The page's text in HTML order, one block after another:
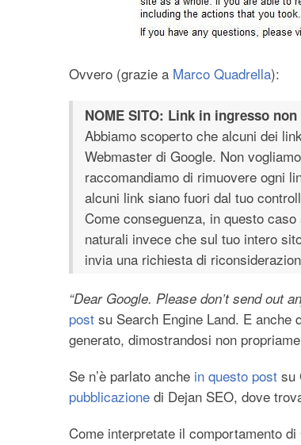
Ovvero (grazie a Marco Quadrella):
NOME SITO: Link in ingresso
Abbiamo scoperto che alcuni dei
Webmaster di Google. Non
raccomandiamo di rimuovere ogni
alcuni link siano fuori dal tuo
Come conseguenza, in questo
naturali invece che sul tuo intero
invia una richiesta di
“Dear Google. Please don’t send out
post su Search Engine Land. E anche
generato, dimostrandosi non
Se n’è parlato anche in questo post su
pubblicazione di Dejan SEO, dove
Come interpretate il comportamento di